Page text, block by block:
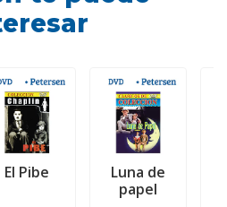
El Pibe
Luna de
papel